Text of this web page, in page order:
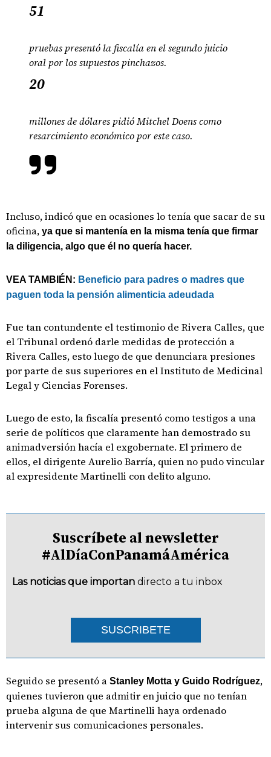
51
pruebas presentó la fiscalía en el segundo juicio
oral por los supuestos pinchazos.
20
millones de dólares pidió Mitchel Doens como
resarcimiento económico por este caso.
Incluso, indicó que en ocasiones lo tenía que sacar de su
oficina, ya que si mantenía en la misma tenía que firmar
la diligencia, algo que él no quería hacer.
VEA TAMBIÉN: Beneficio para padres o madres que
paguen toda la pensión alimenticia adeudada
Fue tan contundente el testimonio de Rivera Calles, que
el Tribunal ordenó darle medidas de protección a
Rivera Calles, esto luego de que denunciara presiones
por parte de sus superiores en el Instituto de Medicinal
Legal y Ciencias Forenses.
Luego de esto, la fiscalía presentó como testigos a una
serie de políticos que claramente han demostrado su
animadversión hacía el exgobernate. El primero de
ellos, el dirigente Aurelio Barría, quien no pudo vincular
al expresidente Martinelli con delito alguno.
Suscríbete al newsletter
#AlDíaConPanamáAmérica
Las noticias que importan directo a tu inbox
SUSCRIBETE
Seguido se presentó a Stanley Motta y Guido Rodríguez,
quienes tuvieron que admitir en juicio que no tenían
prueba alguna de que Martinelli haya ordenado
intervenir sus comunicaciones personales.